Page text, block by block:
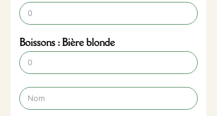
Boissons : Bière blonde